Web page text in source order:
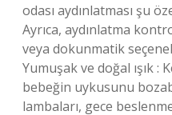
odası aydınlatması şu
Ayrıca, aydınlatma
veya dokunmatik
Yumuşak ve doğal ışık :
bebeğin uykusunu
lambaları, gece